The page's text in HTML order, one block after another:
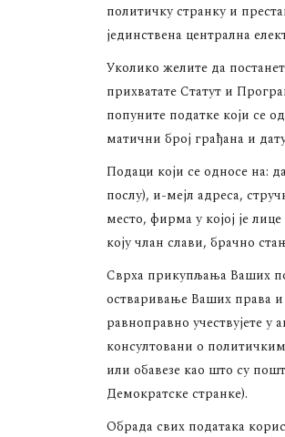
политичку странку и
јединствена централна
Уколико желите да
прихватате Статут и
попуните податке који се
матични број грађана и
Подаци који се односе на:
послу), и-мејл адреса,
место, фирма у којој је
коју члан слави, брачно
Сврха прикупљања Ваших
остваривање Ваших права и
равноправно учествујете
консултовани о
или обавезе као што су
Демократске странке).
Обрада свих података